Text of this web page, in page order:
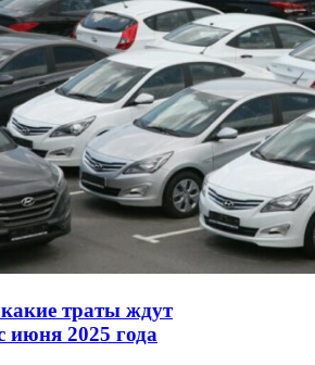
траты ждут
июня 2025 года